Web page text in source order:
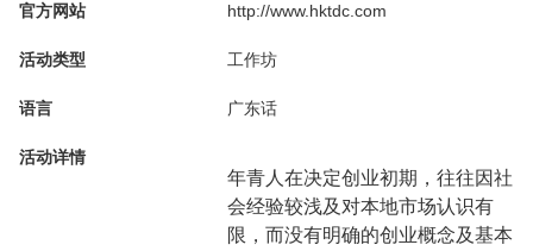
官方网站 http://www.hktdc.com
活动类型 工作坊
语言 广东话
活动详情
年青人在决定创业初期，往往因社
会经验较浅及对本地市场认识有
限，而没有明确的创业概念及基本